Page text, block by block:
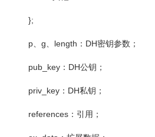
};
p g length ： DH密钥参数；
pub_key ： DH公钥；
priv_key ： DH私钥；
references ：引用；